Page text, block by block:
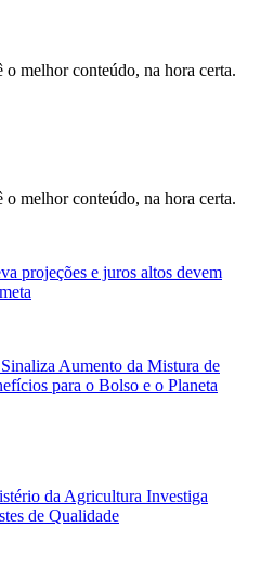
melhor conteúdo, na hora certa.
melhor conteúdo, na hora certa.
projeções e juros altos devem
Aumento da Mistura de
para o Bolso e o Planeta
da Agricultura Investiga
de Qualidade